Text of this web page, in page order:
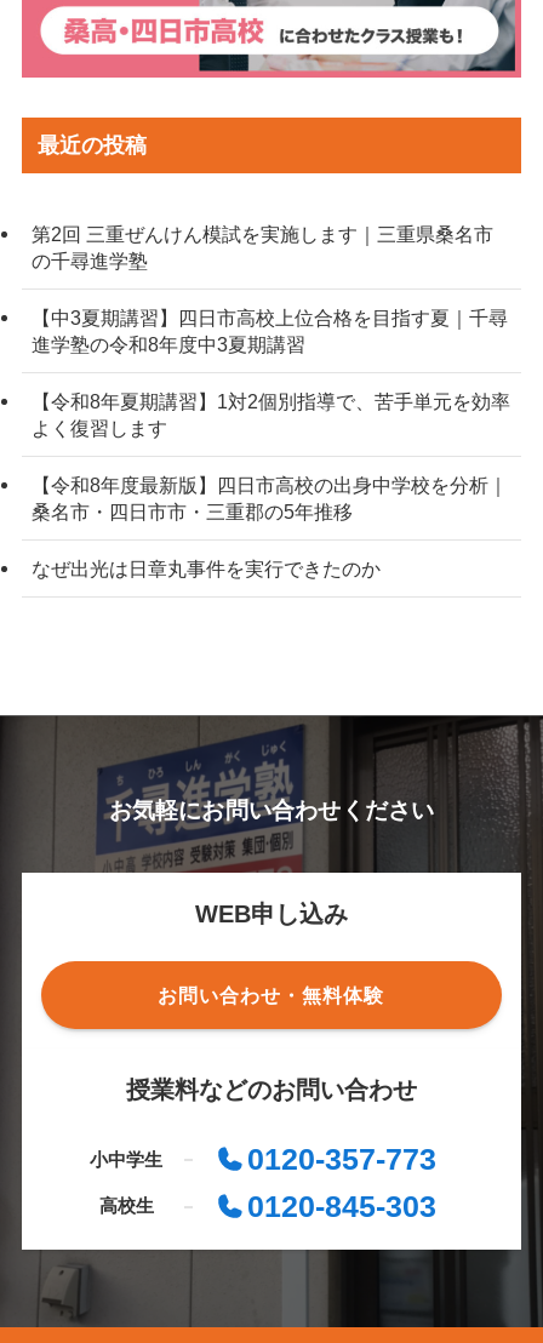
最近の投稿
第2回 三重ぜんけん模試を実施します｜三重県桑名市
の千尋進学塾
【中3夏期講習】四日市高校上位合格を目指す夏｜千尋
進学塾の令和8年度中3夏期講習
【令和8年夏期講習】1対2個別指導で、苦手単元を効率
よく復習します
【令和8年度最新版】四日市高校の出身中学校を分析｜
桑名市・四日市市・三重郡の5年推移
なぜ出光は日章丸事件を実行できたのか
お気軽にお問い合わせください
WEB申し込み
お問い合わせ・無料体験
授業料などのお問い合わせ
小中学生 0120-357-773
高校生 0120-845-303